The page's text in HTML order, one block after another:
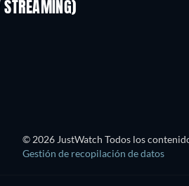
STREAMING)LEGO Disney Princess:
© 2026 JustWatch Todos los
Gestión de recopilación de datos